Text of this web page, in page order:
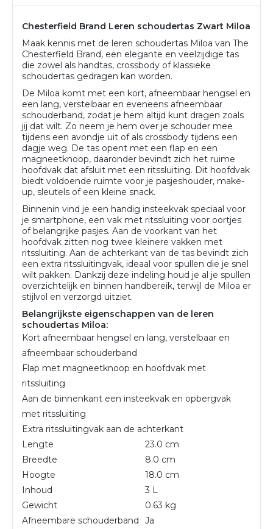
Chesterfield Brand Leren schoudertas Zwart Miloa
Maak kennis met de leren schoudertas Miloa van The
Chesterfield Brand, een elegante en veelzijdige tas
die zowel als handtas, crossbody of klassieke
schoudertas gedragen kan worden.
De Miloa komt met een kort, afneembaar hengsel en
een lang, verstelbaar en eveneens afneembaar
schouderband, zodat je hem altijd kunt dragen zoals
jij dat wilt. Zo neem je hem over je schouder mee
tijdens een avondje uit of als crossbody tijdens een
dagje weg. De tas opent met een flap en een
magneetknoop, daaronder bevindt zich het ruime
hoofdvak dat afsluit met een ritssluiting. Dit hoofdvak
biedt voldoende ruimte voor je pasjeshouder, make-
up, sleutels of een kleine snack.
Binnenin vind je een handig insteekvak speciaal voor
je smartphone, een vak met ritssluiting voor oortjes
of belangrijke pasjes. Aan de voorkant van het
hoofdvak zitten nog twee kleinere vakken met
ritssluiting. Aan de achterkant van de tas bevindt zich
een extra ritssluitingvak, ideaal voor spullen die je snel
wilt pakken. Dankzij deze indeling houd je al je spullen
overzichtelijk en binnen handbereik, terwijl de Miloa er
stijlvol en verzorgd uitziet.
Belangrijkste eigenschappen van de leren
schoudertas Miloa:
Kort afneembaar hengsel en lang, verstelbaar en
afneembaar schouderband
Flap met magneetknoop en hoofdvak met
ritssluiting
Aan de binnenkant een insteekvak en opbergvak
met ritssluiting
Extra ritssluitingvak aan de achterkant
Lengte
23.0 cm
Breedte
8.0 cm
Hoogte
18.0 cm
Inhoud
3 L
Gewicht
0.63 kg
Afneembare schouderband
Ja